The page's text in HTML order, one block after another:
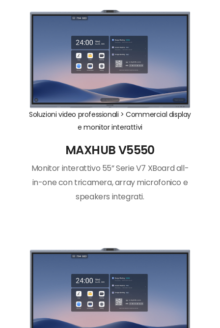
Soluzioni video professionali >Commercial display
e monitor interattivi
MAXHUB V5550
Monitor interattivo 55” Serie V7 XBoard all-
in-one con tricamera, array microfonico e
speakers integrati.